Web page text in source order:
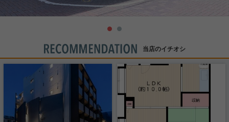
当店のイチオシ